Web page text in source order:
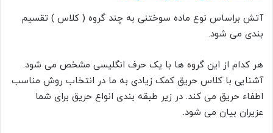
آتش براساس نوع ماده سوختنی به چند گروه ( کلاس ) تقسیم
بندی می شود.
هر کدام از این گروه ها با یک حرف انگلیسی مشخص می شود.
آشنایی با کلاس حریق کمک زیادی به ما در انتخاب روش مناسب
اطفاء حریق می کند. در زیر طبقه بندی انواع حریق برای شما
عزیران بیان می شود.